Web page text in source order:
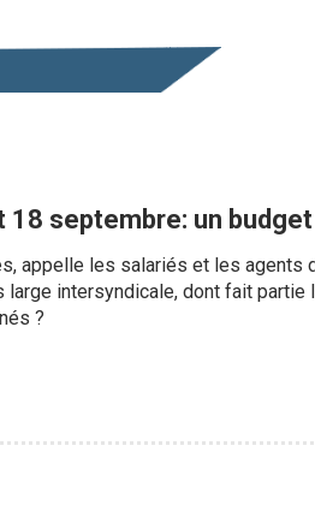
septembre: un
appelle les salariés et les
large intersyndicale, dont fait
?